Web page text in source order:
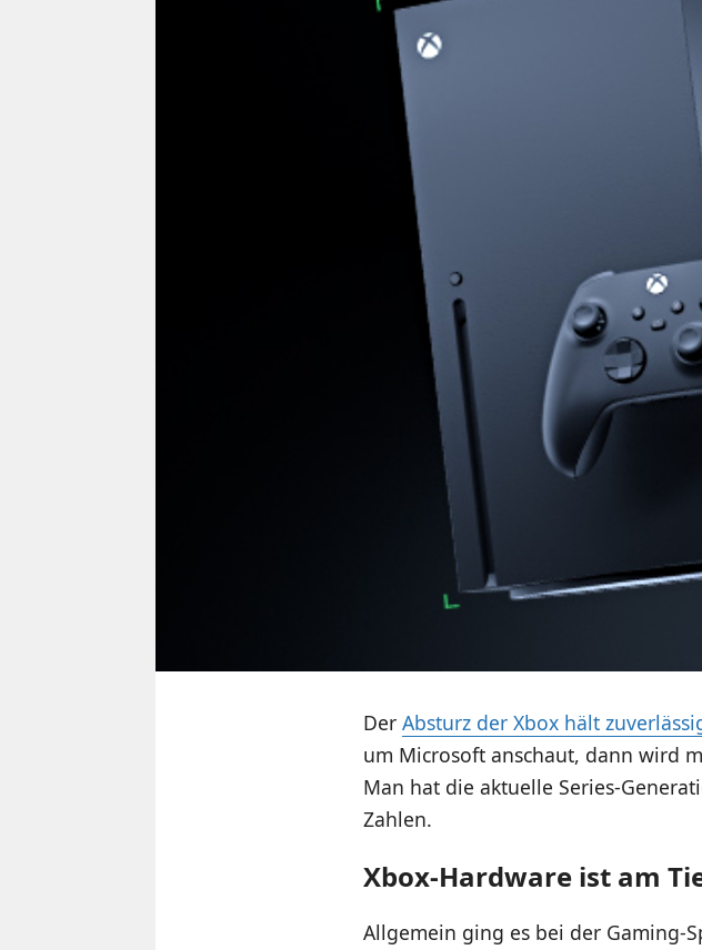
Der Absturz der Xbox hält
um Microsoft anschaut, dann wird
Man hat die aktuelle Series-
Zahlen.
Xbox-Hardware ist am
Allgemein ging es bei der Gaming-